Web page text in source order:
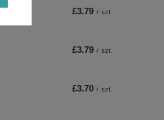
£3.79 / szt.
£3.79 / szt.
£3.70 / szt.